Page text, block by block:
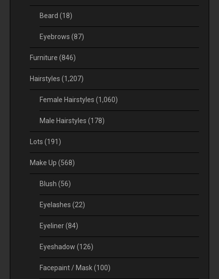
Beard (18)
Eyebrows (87)
Furniture (846)
Hairstyles (1,207)
Female Hairstyles (1,060)
Male Hairstyles (178)
Lots (191)
Make Up (568)
Blush (56)
Eyelashes (22)
Eyeliner(84)
Eyeshadow (126)
Facepaint / Mask(100)